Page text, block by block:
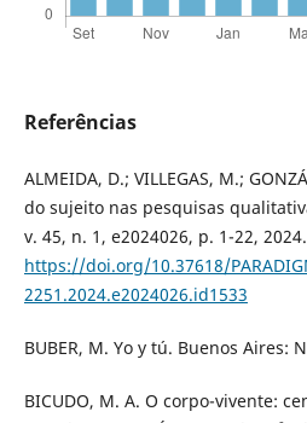
Referências
ALMEIDA, D.; VILLEGAS, M.;
do sujeito nas pesquisas
v. 45, n. 1, e2024026, p. 1-22,
https://doi.org/10.37618/
2251.2024.e2024026.id1533
BUBER, M. Yo y tú. Buenos Aires:
BICUDO, M. A. O corpo-vivente: